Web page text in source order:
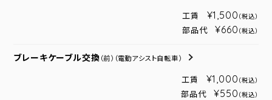
工賃 ¥1,500 （税込）
部品代 ¥660 （税込）
ブレーキケーブル交換 （前） （電動アシスト自転車）
工賃 ¥1,000 （税込）
部品代 ¥550 （税込）